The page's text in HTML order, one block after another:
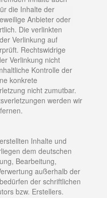
die Inhalte der
Anbieter oder
Die verlinkten
Verlinkung auf
Rechtswidrige
Verlinkung nicht
Kontrolle der
konkrete
nicht zumutbar.
werden wir
Inhalte und
dem deutschen
Bearbeitung,
außerhalb der
der schriftlichen
bzw. Erstellers.